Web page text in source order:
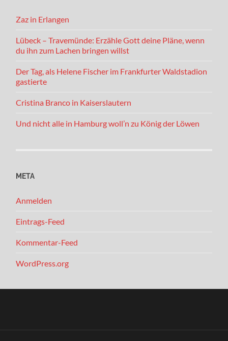
Zaz in Erlangen
Lübeck – Travemünde: Erzähle Gott deine Pläne, wenn
du ihn zum Lachen bringen willst
Der Tag, als Helene Fischer im Frankfurter Waldstadion
gastierte
Cristina Branco in Kaiserslautern
Und nicht alle in Hamburg woll’n zu König der Löwen
META
Anmelden
Eintrags-Feed
Kommentar-Feed
WordPress.org